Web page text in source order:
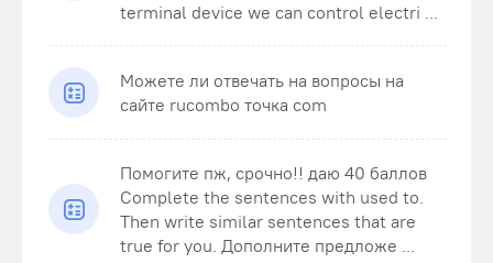
terminal device we can control electri ...
Можете ли отвечать на вопросы на
сайте rucombo точка com
Помогите пж, срочно!! даю 40 баллов
Complete the sentences with used to.
Then write similar sentences that are
true for you. Дополните предложе ...